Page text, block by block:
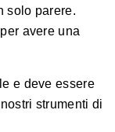
solo parere.
avere una
e deve essere
strumenti di